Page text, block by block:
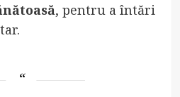
, pentru a întări